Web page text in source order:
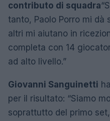
contributo di squadra
tanto, Paolo Porro mi dà
altri mi aiutano in
completa con 14
ad alto livello.”
Giovanni Sanguinetti
per il risultato: “Siamo
soprattutto del primo